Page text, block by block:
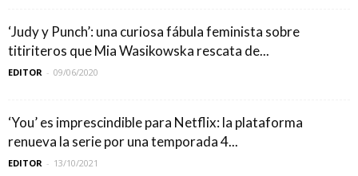
‘Judy y Punch’: una curiosa fábula feminista sobre
titiriteros que Mia Wasikowska rescata de...
EDITOR - 09/06/2020
‘You’ es imprescindible para Netflix: la plataforma
renueva la serie por una temporada 4...
EDITOR - 13/10/2021